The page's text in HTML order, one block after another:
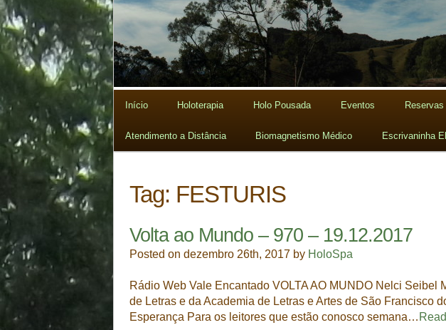
Início Holoterapia Holo Pousada Eventos
Atendimento a Distância Biomagnetismo Médico Escrivaninha
Tag: FESTURIS
Volta ao Mundo – 970 – 19.12.2017
Posted on dezembro 26th, 2017 by HoloSpa
Rádio Web Vale Encantado VOLTA AO MUNDO Nelci Seibel
de Letras e da Academia de Letras e Artes de São Francisco
Esperança Para os leitores que estão conosco semana…